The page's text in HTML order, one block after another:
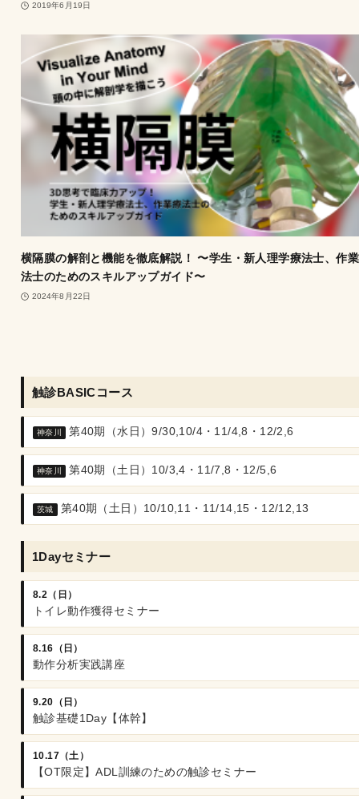
2019年6月19日
横隔膜の解剖と機能を徹底解説！ 〜学生・新人理学療法士、作
法士のためのスキルアップガイド〜
2024年8月22日
触診BASICコース
神奈川 第40期（水日）9/30,10/4・11/4,8・12/2,6
神奈川 第40期（土日）10/3,4・11/7,8・12/5,6
茨城 第40期（土日）10/10,11・11/14,15・12/12,13
1Dayセミナー
8.2（日）
トイレ動作獲得セミナー
8.16（日）
動作分析実践講座
9.20（日）
触診基礎1Day【体幹】
10.17（土）
【OT限定】ADL訓練のための触診セミナー